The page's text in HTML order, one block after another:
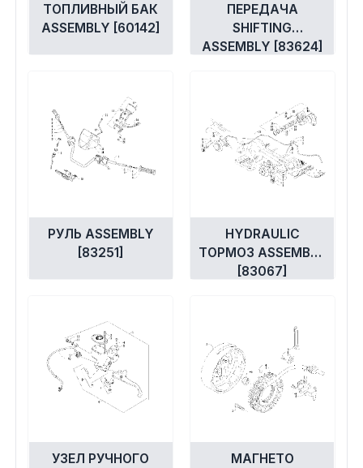
ТОПЛИВНЫЙ БАК
ASSEMBLY [60142]
ПЕРЕДАЧА
SHIFTING
ASSEMBLY [83624]
РУЛЬ ASSEMBLY
[83251]
HYDRAULIC
ТОРМОЗ ASSEMBLY
[83067]
УЗЕЛ РУЧНОГО
МАГНЕТО